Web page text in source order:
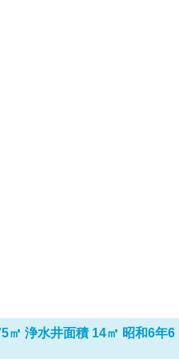
㎡ 浄水井面積 14㎡ 昭和6年6